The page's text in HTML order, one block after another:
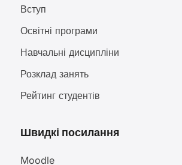
Вступ
Освітні програми
Навчальні дисципліни
Розклад занять
Рейтинг студентів
Швидкі посилання
Moodle